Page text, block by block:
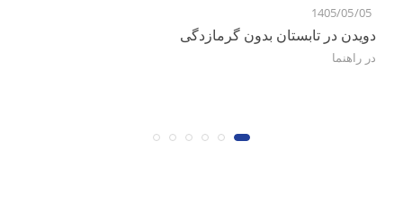
1405/05/05
دویدن در تابستان بدون گرمازدگی
در راهنما